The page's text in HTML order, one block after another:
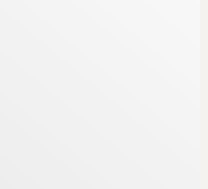
luftig och trivsam atmosfär. Praktisk
exempelvis ett hönshus?
strax utanför Hallsberg i en charmig